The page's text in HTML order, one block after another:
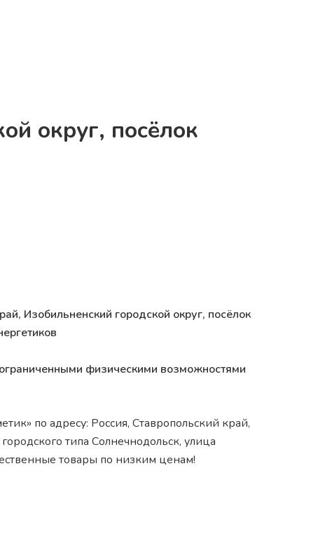
округ, посёлок
Изобильненский городской округ, посёлок
физическими возможностями
по адресу: Россия, Ставропольский край,
типа Солнечнодольск, улица
товары по низким ценам!